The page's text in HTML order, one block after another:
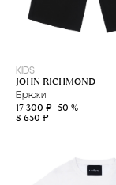
KIDS
JOHN RICHMOND
Брюки
17 300 ₽- 50 %
8 650 ₽